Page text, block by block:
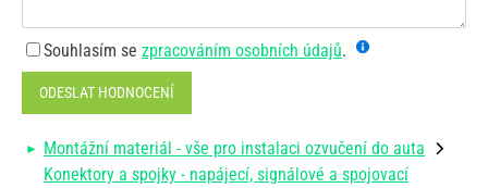
Souhlasím se zpracováním osobních údajů.
ODESLAT HODNOCENÍ
Montážní materiál - vše pro instalaci ozvučení do auta
Konektory a spojky - napájecí, signálové a spojovací